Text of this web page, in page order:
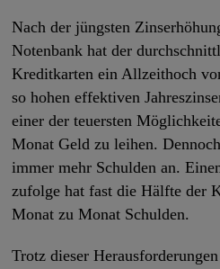
Nach der jüngsten
Notenbank hat der
Kreditkarten ein Allzeithoch
so hohen effektiven
einer der teuersten
Monat Geld zu leihen.
immer mehr Schulden an.
zufolge hat fast die Hälfte der
Monat zu Monat Schulden.
Trotz dieser